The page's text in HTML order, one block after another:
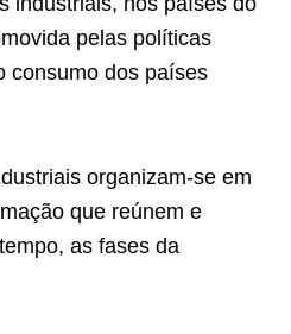
pelas políticas
consumo dos países
organizam-se em
que reúnem e
as fases da